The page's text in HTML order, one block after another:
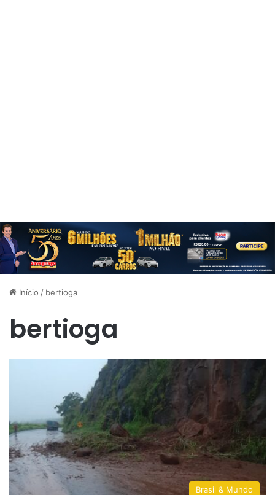
Início / bertioga
bertioga
Brasil & Mundo